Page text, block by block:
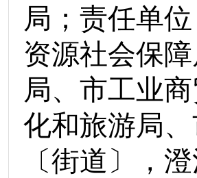
局 ；责任单位
资源社会保障
局、 市工业
化和旅游局、
〔街道〕
，